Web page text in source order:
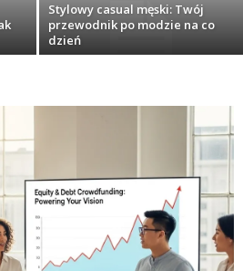
Stylowy casual męski: Twój
przewodnik po modzie na co
dzień